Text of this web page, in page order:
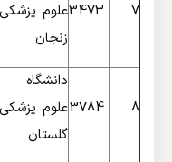
3473
علوم پزشکی2209
3784
دانشگاه
علوم پزشکی
گلستان
2047